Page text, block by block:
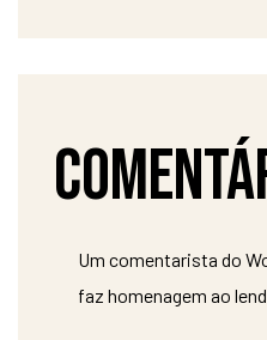
Um comentarista do
faz homenagem ao